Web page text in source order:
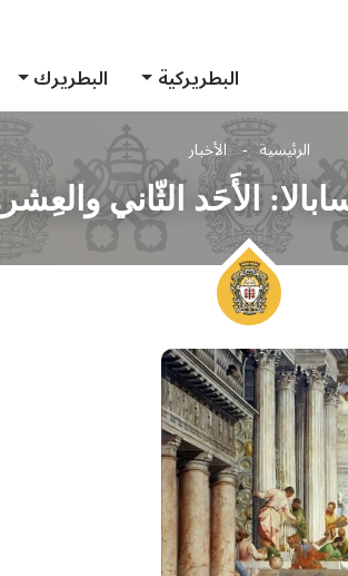
البطريركية
البطريرك
الرئيسية الأخبار
الأَحَد الثّاني